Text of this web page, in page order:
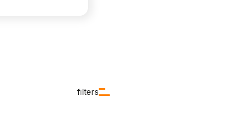
filters